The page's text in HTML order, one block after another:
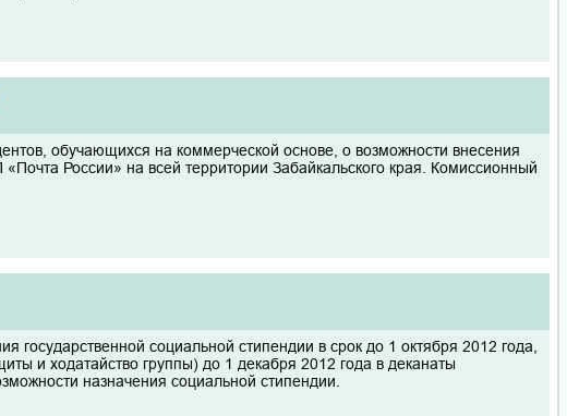
обучающихся на коммерческой основе, о возможности внесения
России» на всей территории Забайкальского края. Комиссионный
социальной стипендии в срок до 1 октября 2012 года,
и ходатайство группы) до 1 декабря 2012 года в деканаты
назначения социальной стипендии.